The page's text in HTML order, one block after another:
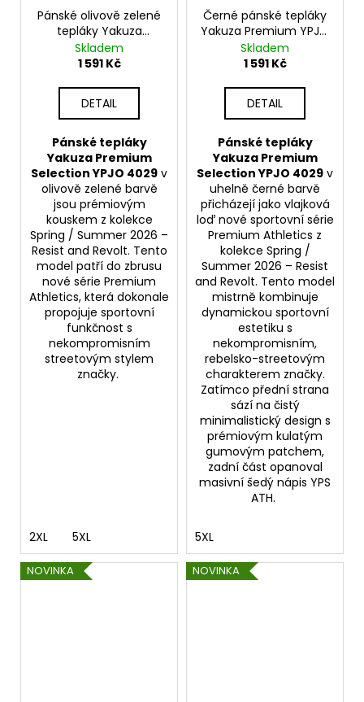
Pánské olivově zelené
tepláky Yakuza
Premium YPJO 4029
Skladem
1 591 Kč
DETAIL
Pánské tepláky
Yakuza Premium
Selection YPJO 4029 v
olivově zelené barvě
jsou prémiovým
kouskem z kolekce
Spring / Summer 2026 –
Resist and Revolt. Tento
model patří do zbrusu
nové série Premium
Athletics, která dokonale
propojuje sportovní
funkčnost s
nekompromisním
streetovým stylem
značky.
2XL 5XL
Černé pánské tepláky
Yakuza Premium YPJO
4029
Skladem
1 591 Kč
DETAIL
Pánské tepláky
Yakuza Premium
Selection YPJO 4029 v
uhelně černé barvě
přicházejí jako vlajková
loď nové sportovní série
Premium Athletics z
kolekce Spring /
Summer 2026 – Resist
and Revolt. Tento model
mistrně kombinuje
dynamickou sportovní
estetiku s
nekompromisním,
rebelsko-streetovým
charakterem značky.
Zatímco přední strana
sází na čistý
minimalistický design s
prémiovým kulatým
gumovým patchem,
zadní část opanoval
masivní šedý nápis YPS
ATH.
5XL
NOVINKA NOVINKA